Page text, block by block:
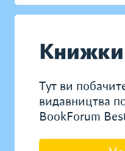
Книжки
Тут ви
видавництва
BookForum